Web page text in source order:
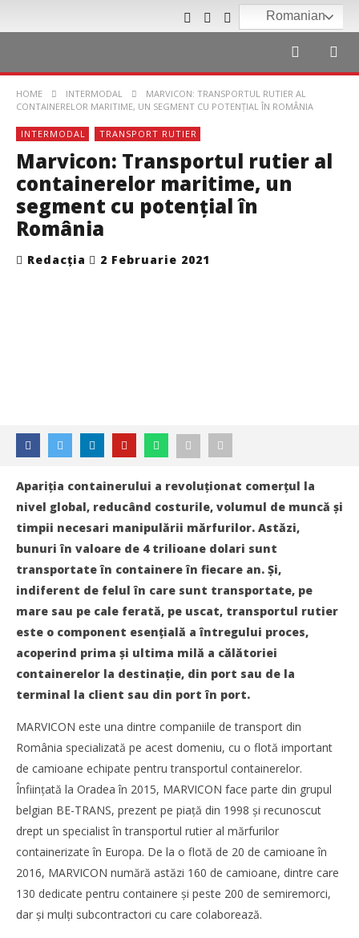
Romanian
HOME INTERMODAL
MARVICON: TRANSPORTUL RUTIER AL
CONTAINERELOR MARITIME, UN SEGMENT CU POTENŢIAL ÎN ROMÂNIA
INTERMODAL TRANSPORT RUTIER
Marvicon: Transportul rutier al
containerelor maritime, un
segment cu potenţial în
România
Redacția 2 Februarie 2021
NOW VIEWING
Marvicon: Transportul rutier al containerelor maritime,
un segment cu potenţial în România
Redacția
Apariţia containerului a revoluţionat comerţul la
nivel global, reducând costurile, volumul de muncă și
timpii necesari manipulării mărfurilor. Astăzi,
bunuri în valoare de 4 trilioane dolari sunt
transportate în containere în fiecare an. Și,
indiferent de felul în care sunt transportate, pe
mare sau pe cale ferată, pe uscat, transportul rutier
este o component esenţială a întregului proces,
acoperind prima și ultima milă a călătoriei
containerelor la destinaţie, din port sau de la
terminal la client sau din port în port.
MARVICON este una dintre companiile de transport din
România specializată pe acest domeniu, cu o flotă important
de camioane echipate pentru transportul containerelor.
Înfiinţată la Oradea în 2015, MARVICON face parte din grupul
belgian BE-TRANS, prezent pe piaţă din 1998 și recunoscut
drept un specialist în transportul rutier al mărfurilor
containerizate în Europa. De la o flotă de 20 de camioane în
2016, MARVICON numără astăzi 160 de camioane, dintre care
130 dedicate pentru containere și peste 200 de semiremorci,
dar și mulţi subcontractori cu care colaborează.